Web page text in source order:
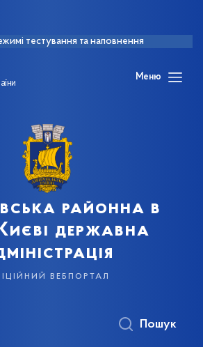
тестування та наповнення
Меню
районна в
державна
вебпортал
Пошук